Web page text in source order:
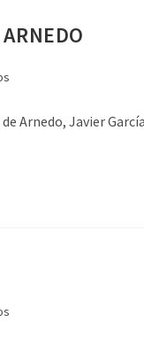
de Arnedo, Javier